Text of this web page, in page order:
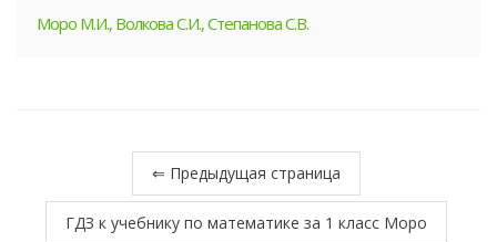
Моро М.И., Волкова С.И., Степанова С.В.
⇐ Предыдущая страница
ГДЗ к учебнику по математике за 1 класс Моро